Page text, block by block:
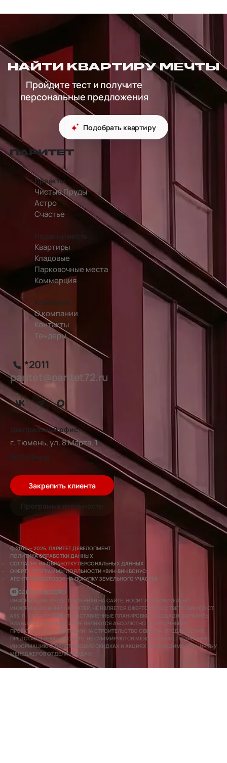
НАЙТИ КВАРТИРУ МЕЧТЫ
Пройдите тест и получите
персональные предложения
Подобрать квартиру
перейти на главную страницу
Проекты
Чистые Пруды
Астро
Счастье
Недвижимость
Квартиры
Кладовые
Парковочные места
Коммерция
Компания
О компании
Контакты
Тендеры
*2011
paritet@paritet72.ru
Центральный офис
г. Тюмень, ул. 8 Марта, 1
Все офисы
Закрепить клиента
Программа лояльности
© 2016 — 2026, ПАРИТЕТ ДЕВЕЛОПМЕНТ
ПОЛИТИКА ОБРАБОТКИ ДАННЫХ
СОГЛАСИЕ НА ОБРАБОТКУ ПЕРСОНАЛЬНЫХ ДАННЫХ
ОФЕРТА ПРОГРАММЫ ЛОЯЛЬНОСТИ «ВИН-ВИН БОНУС»
АГЕНТСКИЙ ДОГОВОР НА ПОКУПКУ ЗЕМЕЛЬНОГО УЧАСТКА
СДЕЛАНО В CEDRO
ИНФОРМАЦИЯ, ПРЕДСТАВЛЕННАЯ НА САЙТЕ, НОСИТ ИСКЛЮЧИТЕЛЬНО
ИНФОРМАЦИОННЫЙ ХАРАКТЕР, НЕ ЯВЛЯЕТСЯ ОФЕРТОЙ В СООТВЕТСТВИИ СО СТ.
435, П. 2 СТ. 437 ГК РФ. ПРЕДСТАВЛЕННЫЕ ПЛАНИРОВКИ, ПЛОЩАДИ, ВАРИАНТЫ
ВИЗУАЛИЗАЦИИ КВАРТИР НЕ ЯВЛЯЮТСЯ АБСОЛЮТНО ИДЕНТИЧНЫМИ
ПРОЕКТНОЙ ДОКУМЕНТАЦИИ НА СТРОИТЕЛЬСТВО ОБЪЕКТА. ПРЕДЛОЖЕНИЯ,
ПРЕДСТАВЛЕННЫЕ НА САЙТЕ, НЕ СУММИРУЮТСЯ МЕЖДУ СОБОЙ. ПОДРОБНУЮ
ИНФОРМАЦИЮ О ДЕЙСТВУЮЩИХ СКИДКАХ И АКЦИЯХ НЕОБХОДИМО УТОЧНЯТЬ У
МЕНЕДЖЕРОВ ОТДЕЛА ПРОДАЖ.